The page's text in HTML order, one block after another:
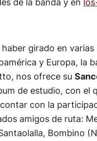
haber girado en
y Europa, la
nos ofrece su
de estudio, con el
con la
amigos de ruta:
Bombino